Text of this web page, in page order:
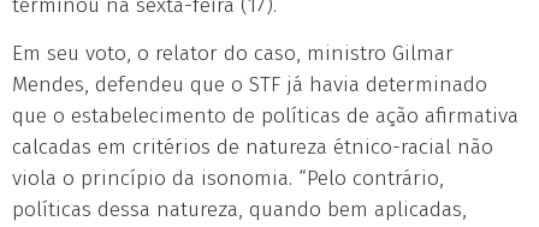
terminou na sexta-feira (17).
Em seu voto, o relator do caso, ministro Gilmar
Mendes, defendeu que o STF já havia determinado
que o estabelecimento de políticas de ação afirmativa
calcadas em critérios de natureza étnico-racial não
viola o princípio da isonomia. “Pelo contrário,
políticas dessa natureza, quando bem aplicadas,